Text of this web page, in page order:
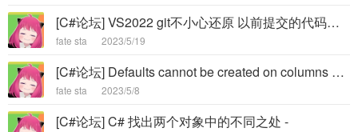
[C#论坛] VS2022 git不小心还原 以前提交的代码了 ,怎么才能 恢复为最新代码? -
fate sta 2023/5/19
[C#论坛] Defaults cannot be created on columns with an IDENTITY attr -
fate sta 2023/5/8
[C#论坛] C# 找出两个对象中的不同之处 -